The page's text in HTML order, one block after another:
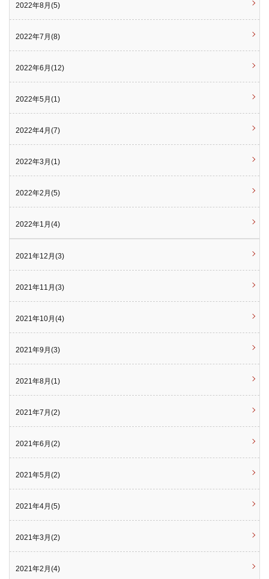
2022年8月(5)
2022年7月(8)
2022年6月(12)
2022年5月(1)
2022年4月(7)
2022年3月(1)
2022年2月(5)
2022年1月(4)
2021年12月(3)
2021年11月(3)
2021年10月(4)
2021年9月(3)
2021年8月(1)
2021年7月(2)
2021年6月(2)
2021年5月(2)
2021年4月(5)
2021年3月(2)
2021年2月(4)